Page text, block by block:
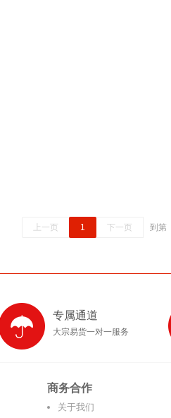
上一页 1 下一页 到第
专属通道
大宗易货一对一服务
商务合作
关于我们